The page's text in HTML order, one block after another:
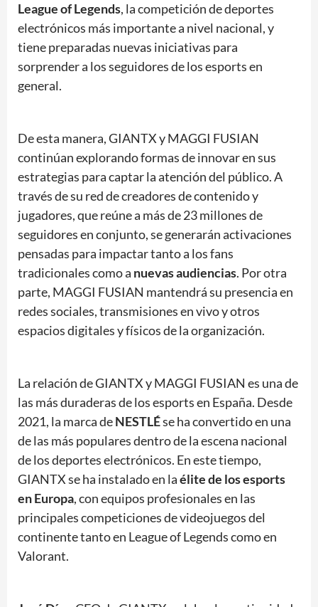
League of Legends, la competición de deportes
electrónicos más importante a nivel nacional, y
tiene preparadas nuevas iniciativas para
sorprender a los seguidores de los esports en
general.
De esta manera, GIANTX y MAGGI FUSIAN
continúan explorando formas de innovar en sus
estrategias para captar la atención del público. A
través de su red de creadores de contenido y
jugadores, que reúne a más de 23 millones de
seguidores en conjunto, se generarán activaciones
pensadas para impactar tanto a los fans
tradicionales como a nuevas audiencias. Por otra
parte, MAGGI FUSIAN mantendrá su presencia en
redes sociales, transmisiones en vivo y otros
espacios digitales y físicos de la organización.
La relación de GIANTX y MAGGI FUSIAN es una de
las más duraderas de los esports en España. Desde
2021, la marca deNESTLÉse ha convertido en una
de las más populares dentro de la escena nacional
de los deportes electrónicos. En este tiempo,
GIANTX se ha instalado en laélite de los esports
en Europa, con equipos profesionales en las
principales competiciones de videojuegos del
continente tanto en League of Legends como en
Valorant.